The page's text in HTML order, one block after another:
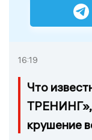
16:19
Что
ТРЕНИНГ»,
крушение